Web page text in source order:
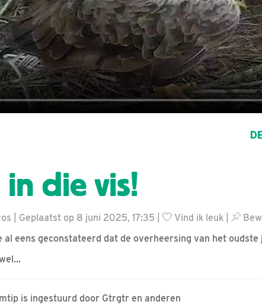
die vis!
| Geplaatst op 8 juni 2025, 17:35 | Vind ik leuk
al eens geconstateerd dat de overheersing van het
is ingestuurd door Gtrgtr en anderen